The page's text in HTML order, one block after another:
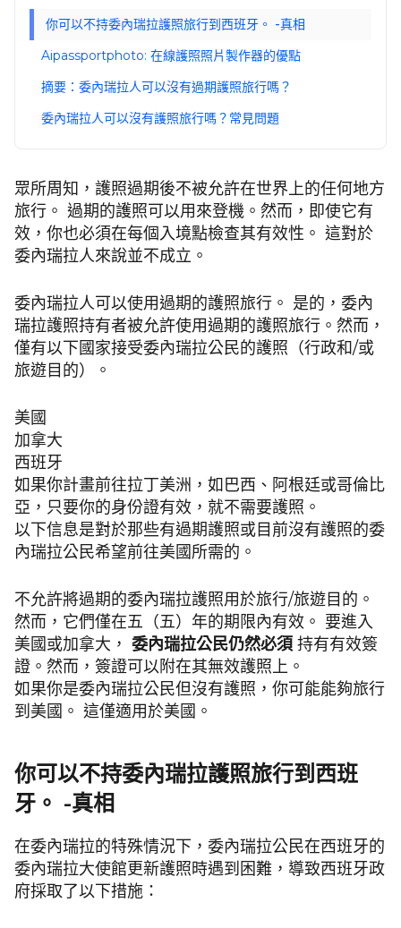
你可以不持委內瑞拉護照旅行到西班牙。 -真相
Aipassportphoto: 在線護照照片製作器的優點
摘要：委內瑞拉人可以沒有過期護照旅行嗎？
委內瑞拉人可以沒有護照旅行嗎？常見問題
眾所周知，護照過期後不被允許在世界上的任何地方
旅行。 過期的護照可以用來登機。然而，即使它有
效，你也必須在每個入境點檢查其有效性。 這對於
委內瑞拉人來說並不成立。
委內瑞拉人可以使用過期的護照旅行。 是的，委內
瑞拉護照持有者被允許使用過期的護照旅行。然而，
僅有以下國家接受委內瑞拉公民的護照（行政和/或
旅遊目的）。
美國
加拿大
西班牙
如果你計畫前往拉丁美洲，如巴西、阿根廷或哥倫比
亞，只要你的身份證有效，就不需要護照。
以下信息是對於那些有過期護照或目前沒有護照的委
內瑞拉公民希望前往美國所需的。
不允許將過期的委內瑞拉護照用於旅行/旅遊目的。
然而，它們僅在五（五）年的期限內有效。 要進入
美國或加拿大， 委內瑞拉公民仍然必須 持有有效簽
證。然而，簽證可以附在其無效護照上。
如果你是委內瑞拉公民但沒有護照，你可能能夠旅行
到美國。 這僅適用於美國。
你可以不持委內瑞拉護照旅行到西班
牙。 -真相
在委內瑞拉的特殊情況下，委內瑞拉公民在西班牙的
委內瑞拉大使館更新護照時遇到困難，導致西班牙政
府採取了以下措施：